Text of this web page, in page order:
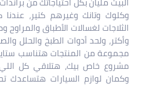
وكلوك وتانك وغيرهم كتير، عندنا
الثلاجات لغسالات الأطباق والمراوح
وأكتر، ولحد أدوات الطبخ والحلل
مجموعة من المنتجات هتناسب
مشروع خاص بيك، هتلاقي كل
وكمان لوازم السيارات هتساعدك